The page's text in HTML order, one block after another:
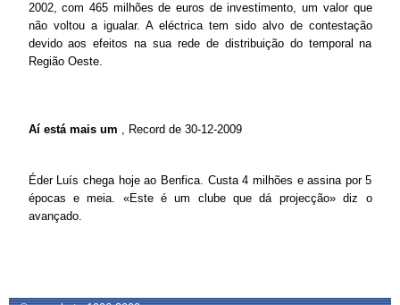
2002, com 465 milhões de euros de investimento, um valor que
não voltou a igualar. A eléctrica tem sido alvo de contestação
devido aos efeitos na sua rede de distribuição do temporal na
Região Oeste.
Aí está mais um , Record de 30-12-2009
Éder Luís chega hoje ao Benfica. Custa 4 milhões e assina por 5
épocas e meia. «Este é um clube que dá projecção» diz o
avançado.